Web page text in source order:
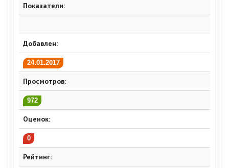
Показатели:
Добавлен:
24.01.2017
Просмотров:
972
Оценок:
0
Рейтинг: